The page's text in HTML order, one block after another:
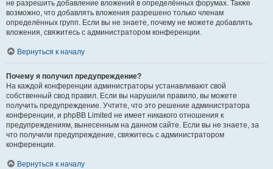
не разрешить добавление вложений в определённых форумах. Также
возможно, что добавлять вложения разрешено только членам
определённых групп. Если вы не знаете, почему не можете добавлять
вложения, свяжитесь с администратором конференции.
Вернуться к началу
Почему я получил предупреждение?
На каждой конференции администраторы устанавливают свой
собственный свод правил. Если вы нарушили правило, вы можете
получить предупреждение. Учтите, что это решение администратора
конференции, и phpBB Limited не имеет никакого отношения к
предупреждениям, вынесенным на данном сайте. Если вы не знаете, за
что получили предупреждение, свяжитесь с администратором
конференции.
Вернуться к началу